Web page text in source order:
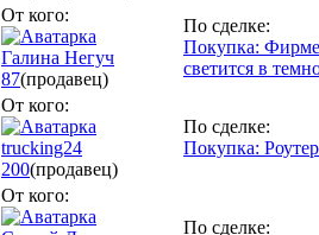
От кого:
Галина Негуч
87(продавец)
По сделке:
Покупка:
светится в
От кого:
trucking24
200(продавец)
По сделке:
Покупка:
От кого:
По сделке: